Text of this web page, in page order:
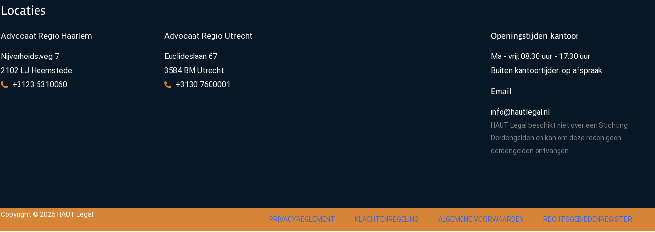
Locaties
Advocaat Regio Haarlem
Nijverheidsweg 7
2102 LJ Heemstede
+3123 5310060
Advocaat Regio Utrecht
Euclideslaan 67
3584 BM Utrecht
+3130 7600001
Openingstijden kantoor
Ma - vrij: 08:30 uur - 17:30 uur
Buiten kantoortijden op afspraak
Email
info@hautlegal.nl
HAUT Legal beschikt niet over een Stichting
Derdengelden en kan om deze reden geen
derdengelden ontvangen.
Copyright © 2025 HAUT Legal
PRIVACYREGLEMENT KLACHTENREGELING ALGEMENE VOORWAARDEN RECHTSGEBIEDENREGISTER